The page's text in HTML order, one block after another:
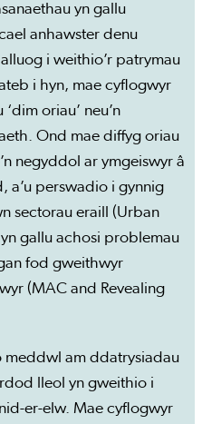
yn gallu
anhawster denu
i weithio’r patrymau
i hyn, mae cyflogwyr
oriau’ neu’n
Ond mae diffyg oriau
negyddol ar ymgeiswyr â
perswadio i gynnig
sectorau eraill (Urban
gallu achosi problemau
fod gweithwyr
(MAC and Revealing
meddwl am ddatrysiadau
lleol yn gweithio i
er-elw. Mae cyflogwyr